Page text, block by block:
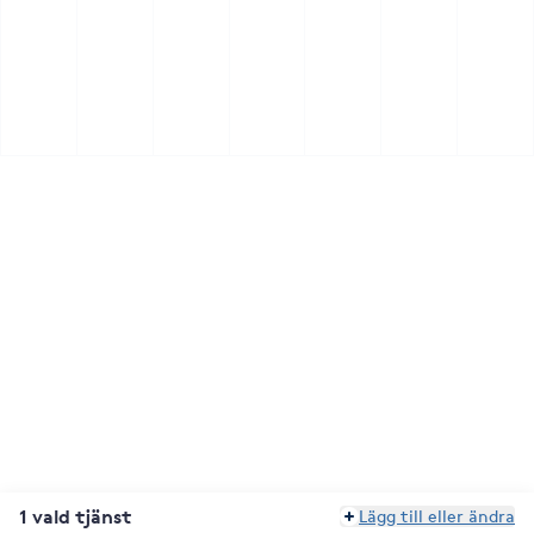
1 vald tjänst Lägg till eller ändra